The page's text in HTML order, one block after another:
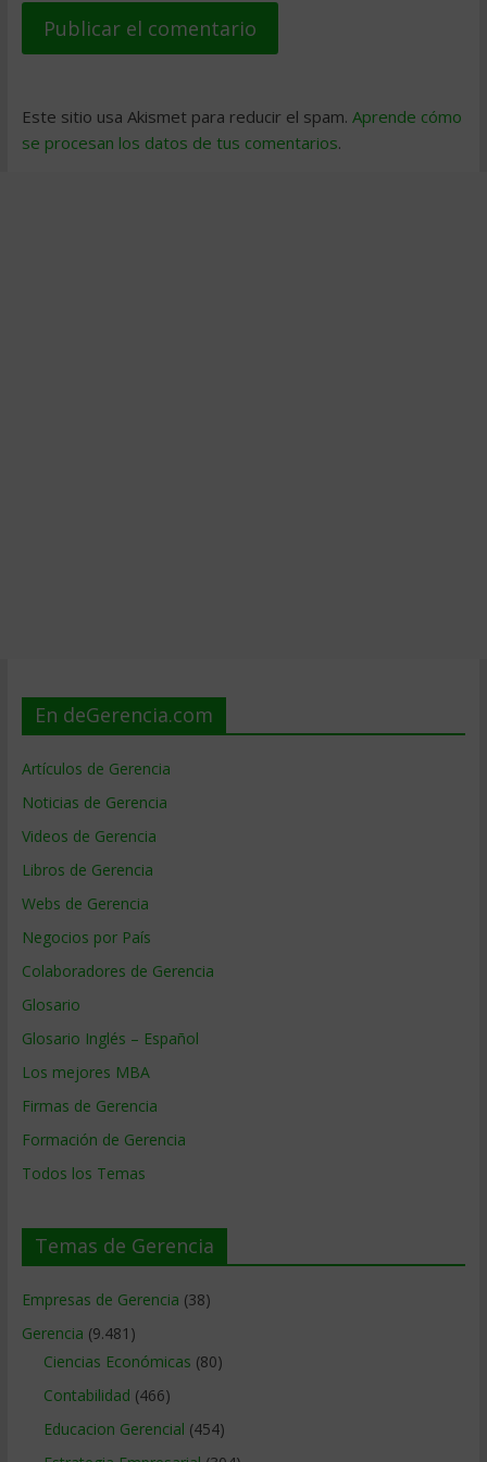
Este sitio usa Akismet para reducir el spam. Aprende cómo
se procesan los datos de tus comentarios.
En deGerencia.com
Artículos de Gerencia
Noticias de Gerencia
Videos de Gerencia
Libros de Gerencia
Webs de Gerencia
Negocios por País
Colaboradores de Gerencia
Glosario
Glosario Inglés – Español
Los mejores MBA
Firmas de Gerencia
Formación de Gerencia
Todos los Temas
Temas de Gerencia
Empresas de Gerencia (38)
Gerencia (9.481)
Ciencias Económicas (80)
Contabilidad (466)
Educacion Gerencial (454)